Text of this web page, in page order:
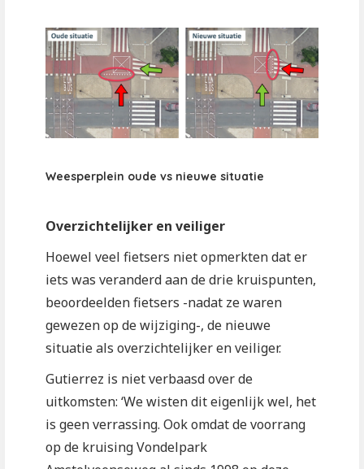
Weesperplein oude vs nieuwe situatie
Overzichtelijker en veiliger
Hoewel veel fietsers niet opmerkten dat er
iets was veranderd aan de drie kruispunten,
beoordeelden fietsers -nadat ze waren
gewezen op de wijziging-, de nieuwe
situatie als overzichtelijker en veiliger.
Gutierrez is niet verbaasd over de
uitkomsten: ‘We wisten dit eigenlijk wel, het
is geen verrassing. Ook omdat de voorrang
op de kruising Vondelpark